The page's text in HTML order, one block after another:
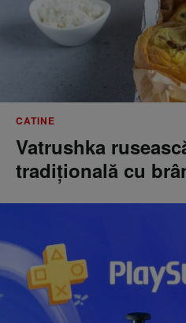
CATINE
Vatrushka
tradițională cu